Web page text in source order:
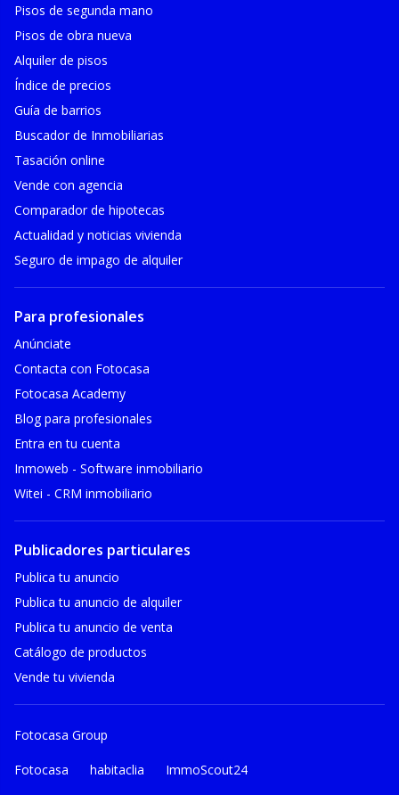
Pisos de segunda mano
Pisos de obra nueva
Alquiler de pisos
Índice de precios
Guía de barrios
Buscador de Inmobiliarias
Tasación online
Vende con agencia
Comparador de hipotecas
Actualidad y noticias vivienda
Seguro de impago de alquiler
Para profesionales
Anúnciate
Contacta con Fotocasa
Fotocasa Academy
Blog para profesionales
Entra en tu cuenta
Inmoweb - Software inmobiliario
Witei - CRM inmobiliario
Publicadores particulares
Publica tu anuncio
Publica tu anuncio de alquiler
Publica tu anuncio de venta
Catálogo de productos
Vende tu vivienda
Fotocasa Group
Fotocasa habitaclia ImmoScout24